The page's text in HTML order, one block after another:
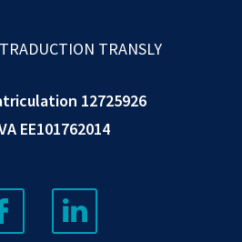
TRANSLY
12725926
EE101762014